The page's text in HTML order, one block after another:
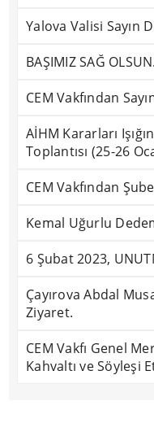
Yalova Valisi Sayın
BAŞIMIZ SAĞ OLSUN.
CEM Vakfından
AİHM Kararları
Toplantısı (25-26
CEM Vakfından
Kemal Uğurlu
6 Şubat 2023,
Çayırova Abdal
Ziyaret.
CEM Vakfı Genel
Kahvaltı ve Söyleşi